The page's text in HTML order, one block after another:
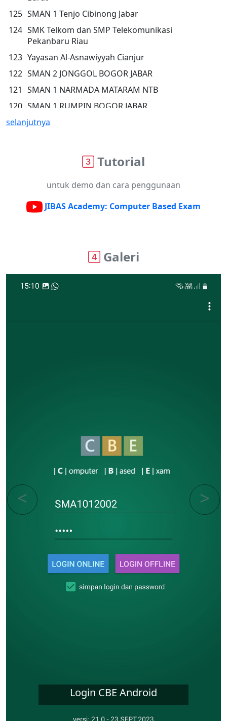
125 SMAN 1 Tenjo Cibinong Jabar
124 SMK Telkom dan SMP Telekomunikasi
Pekanbaru Riau
123 Yayasan Al-Asnawiyyah Cianjur
122 SMAN 2 JONGGOL BOGOR JABAR
121 SMAN 1 NARMADA MATARAM NTB
120 SMAN 1 RUMPIN BOGOR JABAR
119 SMAN 1 Balauring Lembata NTT
selanjutnya
Tutorial
untuk demo dan cara penggunaan
JIBAS Academy: Computer Based Exam
Galeri
Login CBE Android
Previous Next